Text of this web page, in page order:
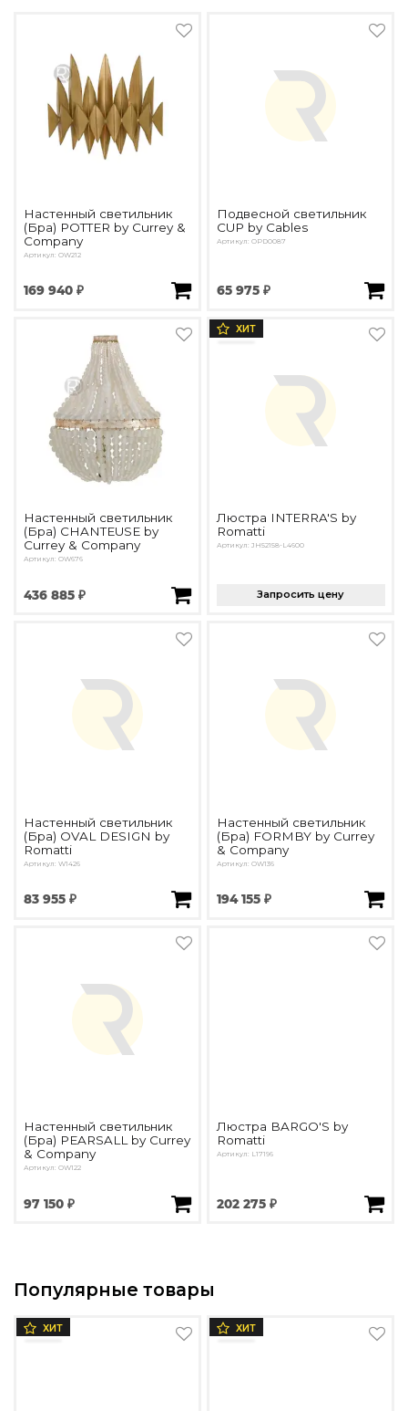
Настенный светильник
(Бра) POTTER by Currey &
Company
Артикул: OW212
169 940 ₽
Подвесной светильник
CUP by Cables
Артикул: OPD0087
65 975 ₽
Настенный светильник
(Бра) CHANTEUSE by
Currey & Company
Артикул: OW676
436 885 ₽
ХИТ
Люстра INTERRA'S by
Romatti
Артикул: JH52158-L4600
Запросить цену
Настенный светильник
(Бра) OVAL DESIGN by
Romatti
Артикул: W1426
83 955 ₽
Настенный светильник
(Бра) FORMBY by Currey
& Company
Артикул: OW136
194 155 ₽
Настенный светильник
(Бра) PEARSALL by Currey
& Company
Артикул: OW122
97 150 ₽
Люстра BARGO'S by
Romatti
Артикул: L17196
202 275 ₽
Популярные товары
ХИТ ХИТ